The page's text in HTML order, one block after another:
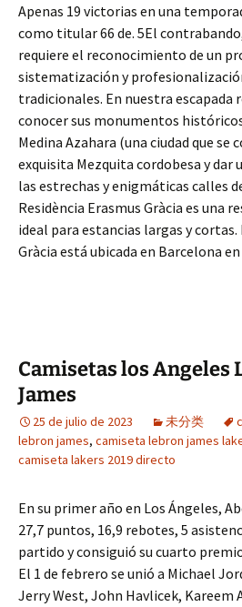
Apenas 19 victorias en una
como titular 66 de. 5El
requiere el reconocimiento de un
sistematización y
tradicionales. En nuestra escapada
conocer sus monumentos
Medina Azahara (una ciudad que
exquisita Mezquita cordobesa y dar
las estrechas y enigmáticas calles
Residència Erasmus Gràcia es una
ideal para estancias largas y cortas.
Gràcia está ubicada en Barcelona
Camisetas los Angeles
James
25 de julio de 2023 未分类
lebron james, camiseta lebron james
camiseta lakers 2019 directo
En su primer año en Los Ángeles,
27,7 puntos, 16,9 rebotes, 5
partido y consiguió su cuarto
El 1 de febrero se unió a Michael
Jerry West, John Havlicek, Kareem